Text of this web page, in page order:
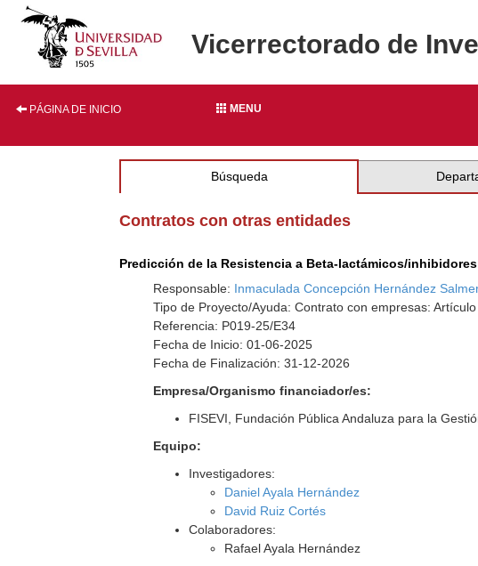
Vicerrectorado de
PÁGINA DE INICIO MENU
Búsqueda
Contratos con otras entidades
Predicción de la Resistencia a Beta-lactámicos/
Responsable: Inmaculada Concepción Hernández
Tipo de Proyecto/Ayuda: Contrato con empresas:
Referencia: P019-25/E34
Fecha de Inicio: 01-06-2025
Fecha de Finalización: 31-12-2026
Empresa/Organismo financiador/es:
FISEVI, Fundación Pública Andaluza para la
Equipo:
Investigadores:
Daniel Ayala Hernández
David Ruiz Cortés
Colaboradores:
Rafael Ayala Hernández